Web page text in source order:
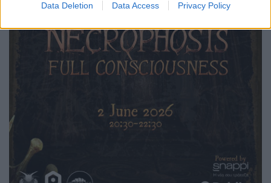
Data Deletion Data Access Privacy Policy